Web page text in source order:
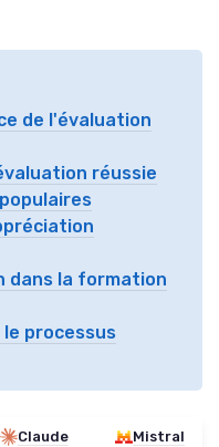
de l'évaluation
réussie
dans la formation
processus
Claude Mistral